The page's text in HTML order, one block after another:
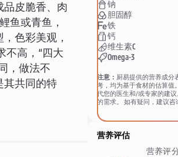
皮脆香、肉
鱼或青鱼，
色彩美观，
不高，“四大
，做法不
其共同的特
钠
胆固醇
铁
钙
维生素C
Omega-3
注意： 厨易提供的营养成分
考，均为基于食材的估算值
代您的医生和/或专家的建
的需求。 如有疑问，建议咨
营养评估
营养评